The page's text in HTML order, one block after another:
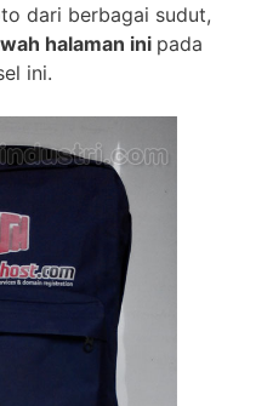
dari berbagai sudut,
halaman ini pada
ini.